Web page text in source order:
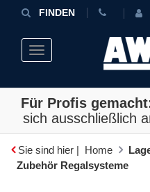
FINDEN
Toggle navigation
Für Profis
sich ausschließlich
Sie sind hier | Home
Zubehör Regalsysteme